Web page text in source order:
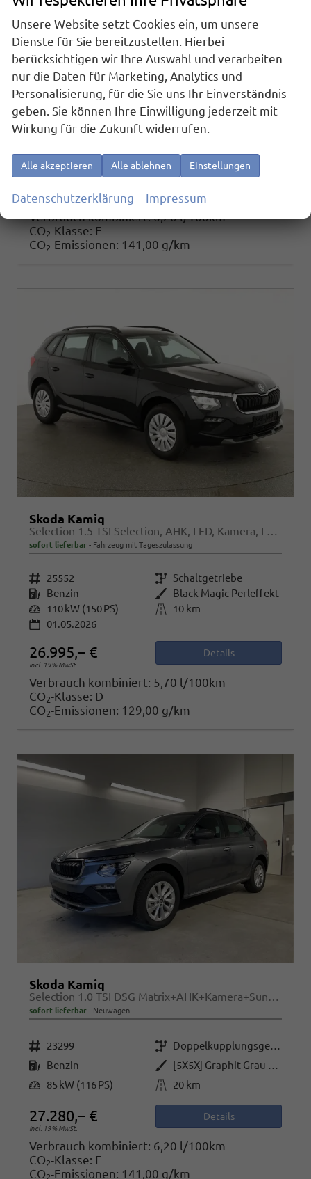
Skoda Kamiq
Selection 1.0 TSI DSG AHK+Kamera+Sunset+Kessy+AppConnect+Sitzheiz+Alu16+GV5
sofort lieferbar Neuwagen
Fahrzeugnr. 26025 Getriebe
Doppelkupplungsgetriebe (DSG)
Kraftstoff Benzin Außenfarbe
Leistung85 kW (116 PS) Kilometerstand20 km
incl. 19% MwSt.
Verbrauch kombiniert:6,20 l/100km
CO2-Klasse: E
CO2-Emissionen: 141,00 g/km
Skoda Kamiq
Selection 1.5 TSI Selection, AHK, LED, Kamera, Ladeboden, Winter
sofort lieferbar Fahrzeug mit Tageszulassung
Fahrzeugnr. 25552 Getriebe Schaltgetriebe
Kraftstoff Benzin Außenfarbe Black Magic Perleffekt
Leistung 110 kW (150 PS) Kilometerstand
10 km
01.05.2026
26.995,– €
incl. 19% MwSt.
Details
Verbrauch kombiniert: 5,70 l/100km
CO2-Klasse: D
CO2-Emissionen: 129,00 g/km
Skoda Kamiq
Selection 1.0 TSI DSG Matrix+AHK+Kamera+Sunset+PDCvohi+Kessy+Sitzheizung+GV4
sofort lieferbar Neuwagen
Fahrzeugnr. 23299 Getriebe
Doppelkupplungsgetriebe (DSG)
Kraftstoff Benzin Außenfarbe
[5X5X] Graphit Grau Metallic
Leistung 85 kW (116 PS) Kilometerstand 20 km
27.280,– €
incl. 19% MwSt.
Details
Verbrauch kombiniert: 6,20 l/100km
CO2-Klasse: E
CO -Emissionen: 141,00 g/km
Unsere Website setzt Cookies ein, um unsere
Dienste für Sie bereitzustellen. Hierbei
berücksichtigen wir Ihre Auswahl und verarbeiten
nur die Daten für Marketing, Analytics und
Personalisierung, für die Sie uns Ihr Einverständnis
geben. Sie können Ihre Einwilligung jederzeit mit
Wirkung für die Zukunft widerrufen.
Alle akzeptieren Alle ablehnen Einstellungen
Datenschutzerklärung Impressum